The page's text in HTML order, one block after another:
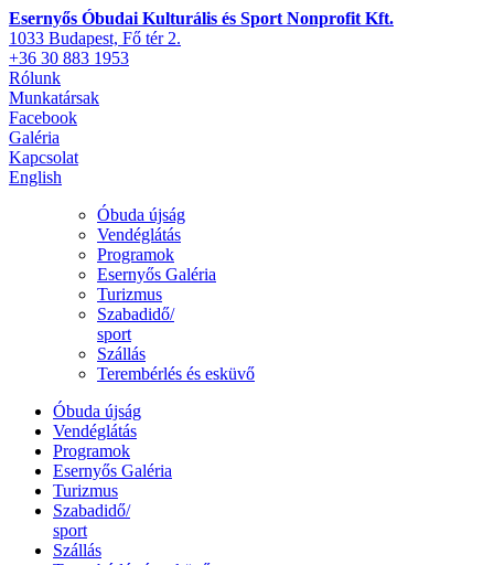
Esernyős Óbudai Kulturális és Sport Nonprofit Kft.
1033 Budapest, Fő tér 2.
+36 30 883 1953
Rólunk
Munkatársak
Facebook
Galéria
Kapcsolat
English
Óbuda újság
Vendéglátás
Programok
Esernyős Galéria
Turizmus
Szabadidő/
sport
Szállás
Terembérlés és esküvő
Óbuda újság
Vendéglátás
Programok
Esernyős Galéria
Turizmus
Szabadidő/
sport
Szállás